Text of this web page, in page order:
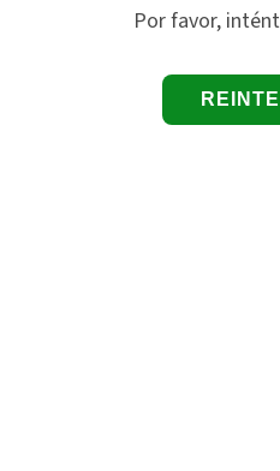
Por favor,